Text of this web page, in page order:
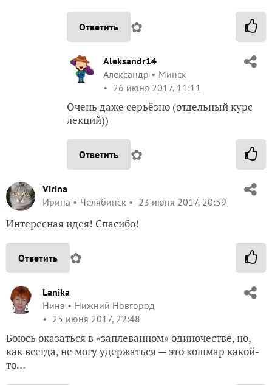
Ответить ✿
Aleksandr14
Александр
Минск
26 июня 2017, 11:11
Очень даже серьёзно (отдельный курс
лекций))
Ответить ✿
Virina
Ирина
Челябинск 23 июня 2017, 20:59
Интересная идея! Спасибо!
Ответить ✿
Lanika
Нина
Нижний Новгород
25 июня 2017, 22:48
Боюсь оказаться в «заплеванном» одиночестве, но,
как всегда, не могу удержаться — это кошмар какой-
то…